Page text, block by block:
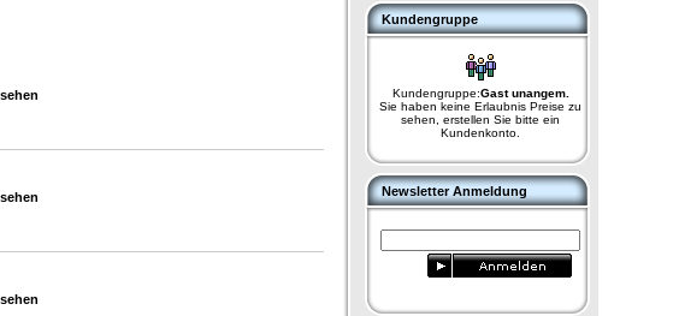
Kundengruppe
Kundengruppe:Gast unangem.
Sie haben keine Erlaubnis Preise zu
sehen, erstellen Sie bitte ein
Kundenkonto.
Newsletter Anmeldung